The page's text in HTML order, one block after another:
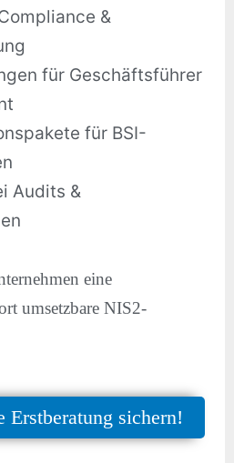
&
für Geschäftsführer
für BSI-
Audits &
eine
umsetzbare NIS2-
Erstberatung sichern!